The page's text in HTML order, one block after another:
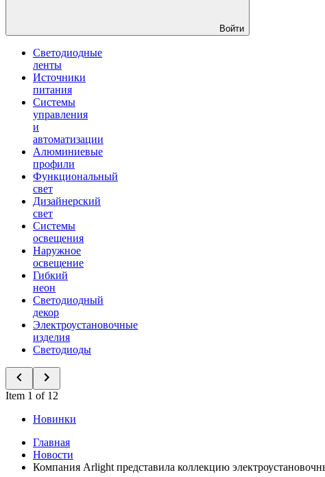
Войти
Светодиодные
ленты
Источники
питания
Системы
управления
и
автоматизации
Алюминиевые
профили
Функциональный
свет
Дизайнерский
свет
Системы
освещения
Наружное
освещение
Гибкий
неон
Светодиодный
декор
Электроустановочные
изделия
Светодиоды
Item 1 of 12
Новинки
Главная
Новости
Компания Arlight представила коллекцию